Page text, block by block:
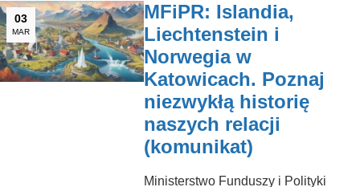
03
MAR
MFiPR: Islandia,
Liechtenstein i
Norwegia w
Katowicach. Poznaj
niezwykłą historię
naszych relacji
(komunikat)
Ministerstwo Funduszy i Polityki